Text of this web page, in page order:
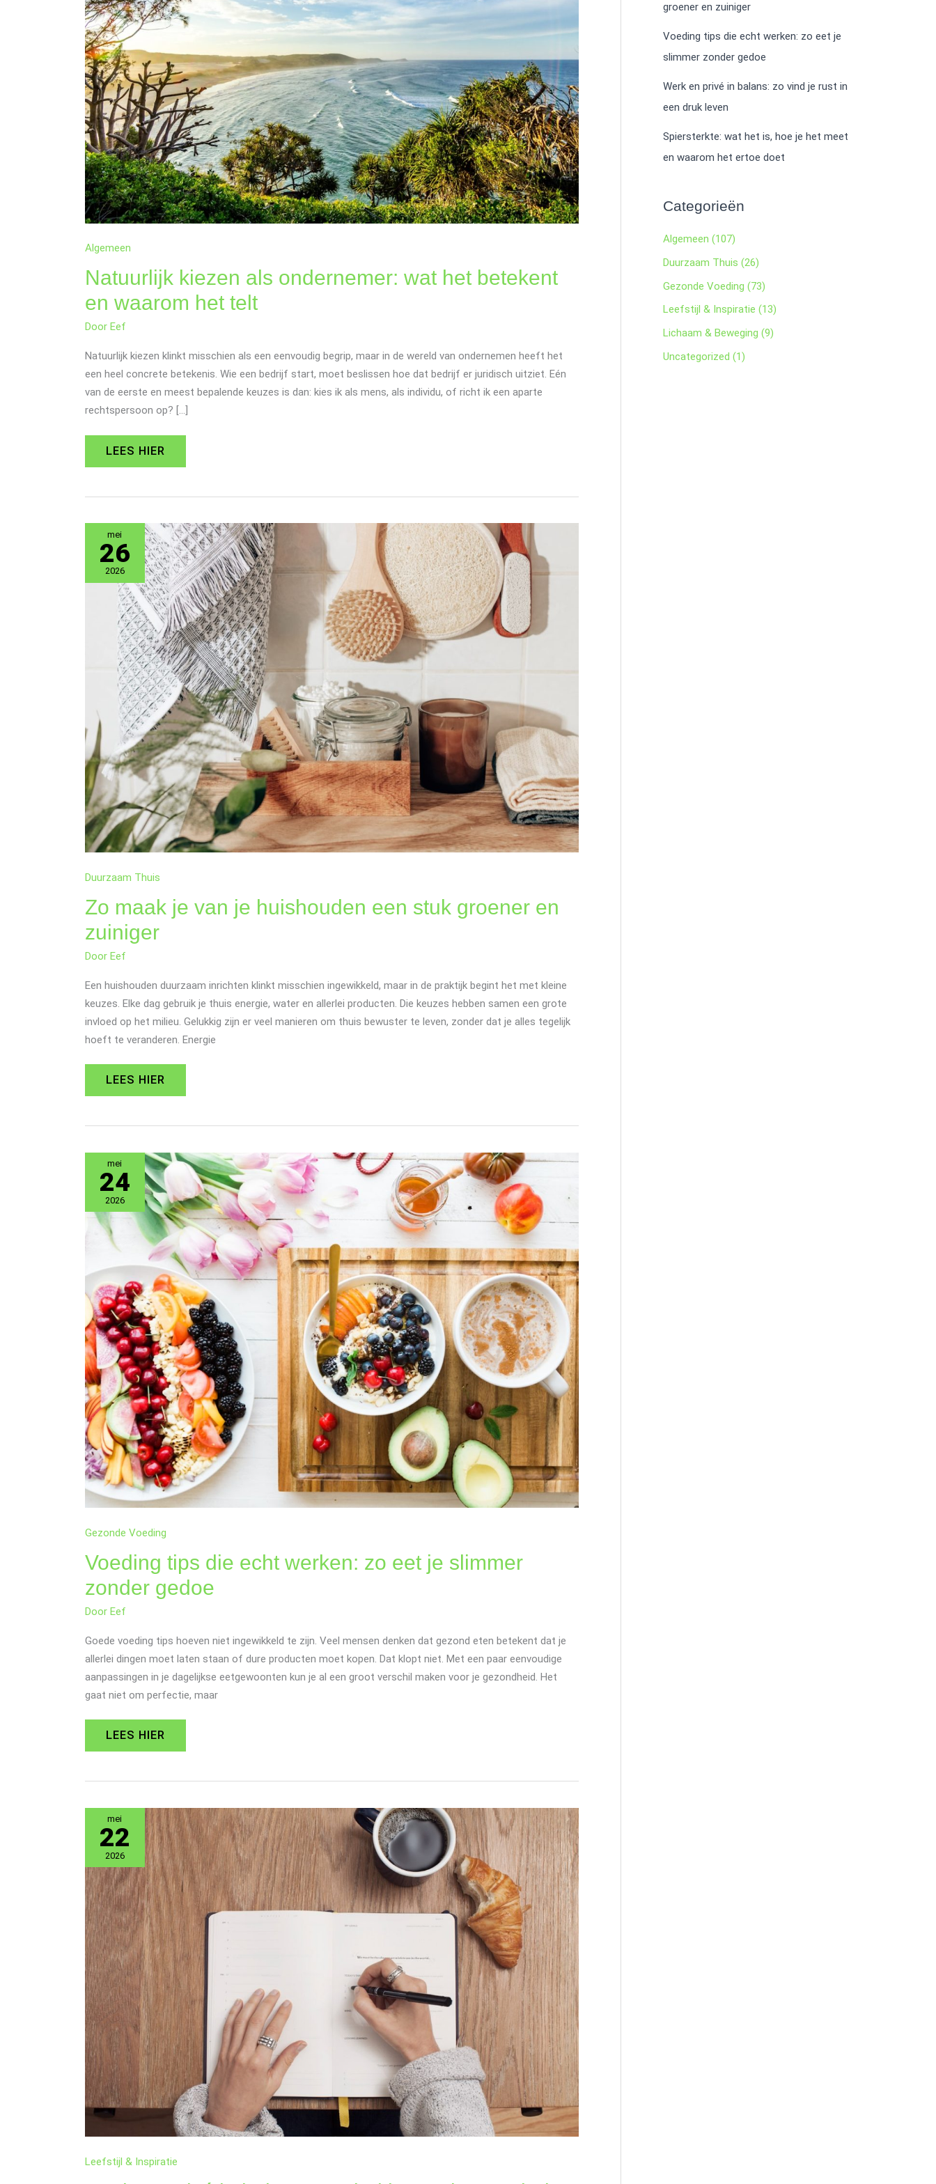
Algemeen
Natuurlijk kiezen als ondernemer: wat het betekent
en waarom het telt
Door Eef
Natuurlijk kiezen klinkt misschien als een eenvoudig begrip, maar in de wereld van ondernemen heeft het
een heel concrete betekenis. Wie een bedrijf start, moet beslissen hoe dat bedrijf er juridisch uitziet. Eén
van de eerste en meest bepalende keuzes is dan: kies ik als mens, als individu, of richt ik een aparte
rechtspersoon op? […]
TELT
LEES HIER
mei
26
2026
Duurzaam Thuis
Zo maak je van je huishouden een stuk groener en
zuiniger
Door Eef
Een huishouden duurzaam inrichten klinkt misschien ingewikkeld, maar in de praktijk begint het met kleine
keuzes. Elke dag gebruik je thuis energie, water en allerlei producten. Die keuzes hebben samen een grote
invloed op het milieu. Gelukkig zijn er veel manieren om thuis bewuster te leven, zonder dat je alles tegelijk
hoeft te veranderen. Energie
MAAK
JE
VAN
JE
HUISHOUDEN
EEN
STUK
GROENER
EN
ZUINIGER
LEES HIER
mei
24
2026
Gezonde Voeding
Voeding tips die echt werken: zo eet je slimmer
zonder gedoe
Door Eef
Goede voeding tips hoeven niet ingewikkeld te zijn. Veel mensen denken dat gezond eten betekent dat je
allerlei dingen moet laten staan of dure producten moet kopen. Dat klopt niet. Met een paar eenvoudige
aanpassingen in je dagelijkse eetgewoonten kun je al een groot verschil maken voor je gezondheid. Het
gaat niet om perfectie, maar
VOEDING
TIPS
DIE
ECHT
WERKEN:
ZO
EET
JE
SLIMMER
ZONDER
GEDOE
LEES HIER
mei
22
2026
Leefstijl & Inspiratie
WERK
EN
PRIVÉ
IN
BALANS:
ZO
VIND
JE
RUST
IN
EEN
DRUK
LEVEN
groener en zuiniger
Voeding tips die echt werken: zo eet je
slimmer zonder gedoe
Werk en privé in balans: zo vind je rust in
een druk leven
Spiersterkte: wat het is, hoe je het meet
en waarom het ertoe doet
Categorieën
Algemeen (107)
Duurzaam Thuis (26)
Gezonde Voeding (73)
Leefstijl & Inspiratie (13)
Lichaam & Beweging (9)
Uncategorized (1)